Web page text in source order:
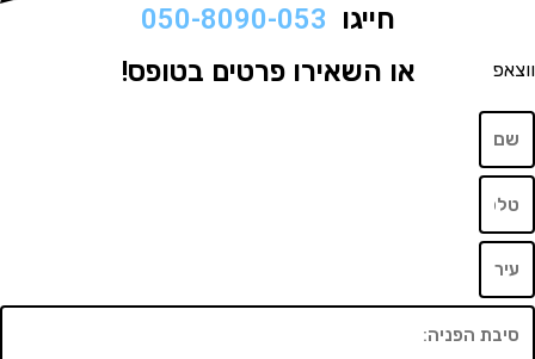
חייגו050-8090-053
או השאירו פרטים בטופס!